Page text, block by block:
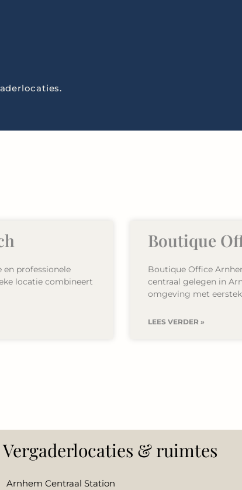
professionele
locatie combineert
Boutique
Boutique Office
centraal gelegen in
omgeving met
LEES VERDER »
Vergaderlocaties & ruimtes
Arnhem Centraal Station